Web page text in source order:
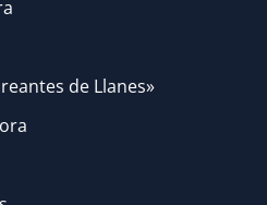
de Llanes»